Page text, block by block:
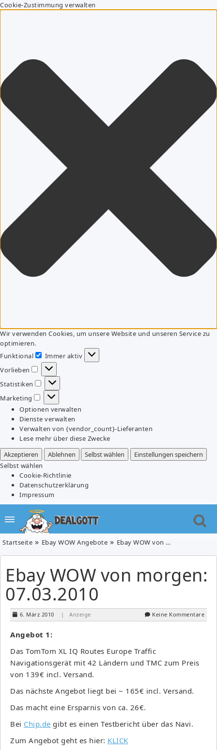
Cookie-Zustimmung verwalten
Wir verwenden Cookies, um unsere Website und unseren Service zu
optimieren.
Funktional
Funktional
Immer aktiv
Vorlieben
Vorlieben
Statistiken
Statistiken
Marketing
Marketing
Optionen verwalten
Dienste verwalten
Verwalten von {vendor_count}-Lieferanten
Lese mehr über diese Zwecke
Akzeptieren
Ablehnen Selbst wählen
Einstellungen speichern
Selbst wählen
Cookie-Richtlinie
Datenschutzerklärung
Impressum
Startseite Ebay WOW Angebote Ebay WOW von morgen: 07.03.2010
Ebay WOW von morgen:
07.03.2010
6. März 2010 | Anzeige Keine Kommentare
Angebot 1:
Das TomTom XL IQ Routes Europe Traffic
Navigationsgerät mit 42 Ländern und TMC zum Preis
von 139€ incl. Versand.
Das nächste Angebot liegt bei ~ 165€ incl. Versand.
Das macht eine Ersparnis von ca. 26€.
Bei Chip.de gibt es einen Testbericht über das Navi.
Zum Angebot geht es hier: KLICK